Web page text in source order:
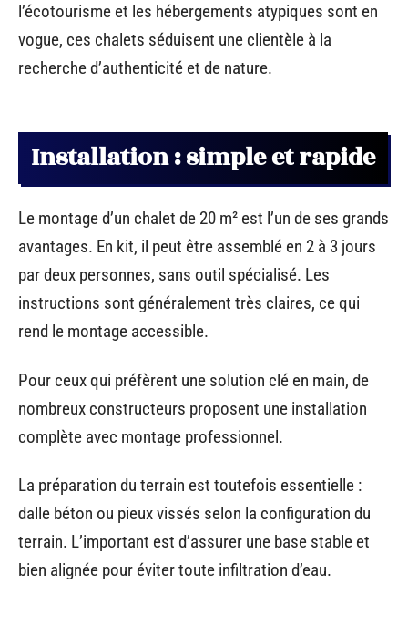
l’écotourisme et les hébergements atypiques sont en
vogue, ces chalets séduisent une clientèle à la
recherche d’authenticité et de nature.
Installation : simple et rapide
Le montage d’un chalet de 20 m² est l’un de ses grands
avantages. En kit, il peut être assemblé en 2 à 3 jours
par deux personnes, sans outil spécialisé. Les
instructions sont généralement très claires, ce qui
rend le montage accessible.
Pour ceux qui préfèrent une solution clé en main, de
nombreux constructeurs proposent une installation
complète avec montage professionnel.
La préparation du terrain est toutefois essentielle :
dalle béton ou pieux vissés selon la configuration du
terrain. L’important est d’assurer une base stable et
bien alignée pour éviter toute infiltration d’eau.